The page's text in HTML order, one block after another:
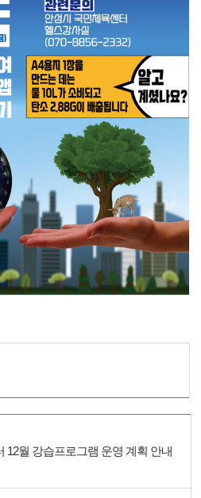
12월 강습프로그램 운영 계획 안내